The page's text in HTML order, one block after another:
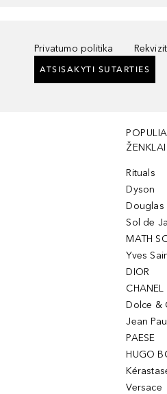
Privatumo politika
ATSISAKYTI SUTARTIES
ŽENKLAI
Rituals
Dyson
Douglas
Sol de
MATH
Yves
DIOR
CHANEL
Dolce &
Jean
PAESE
HUGO
Versace